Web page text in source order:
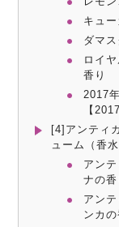
キュ
ダマ
ロイ
香り
2017
【
[4]アンティ
ューム（香
アン
ナの香
アン
ンカの